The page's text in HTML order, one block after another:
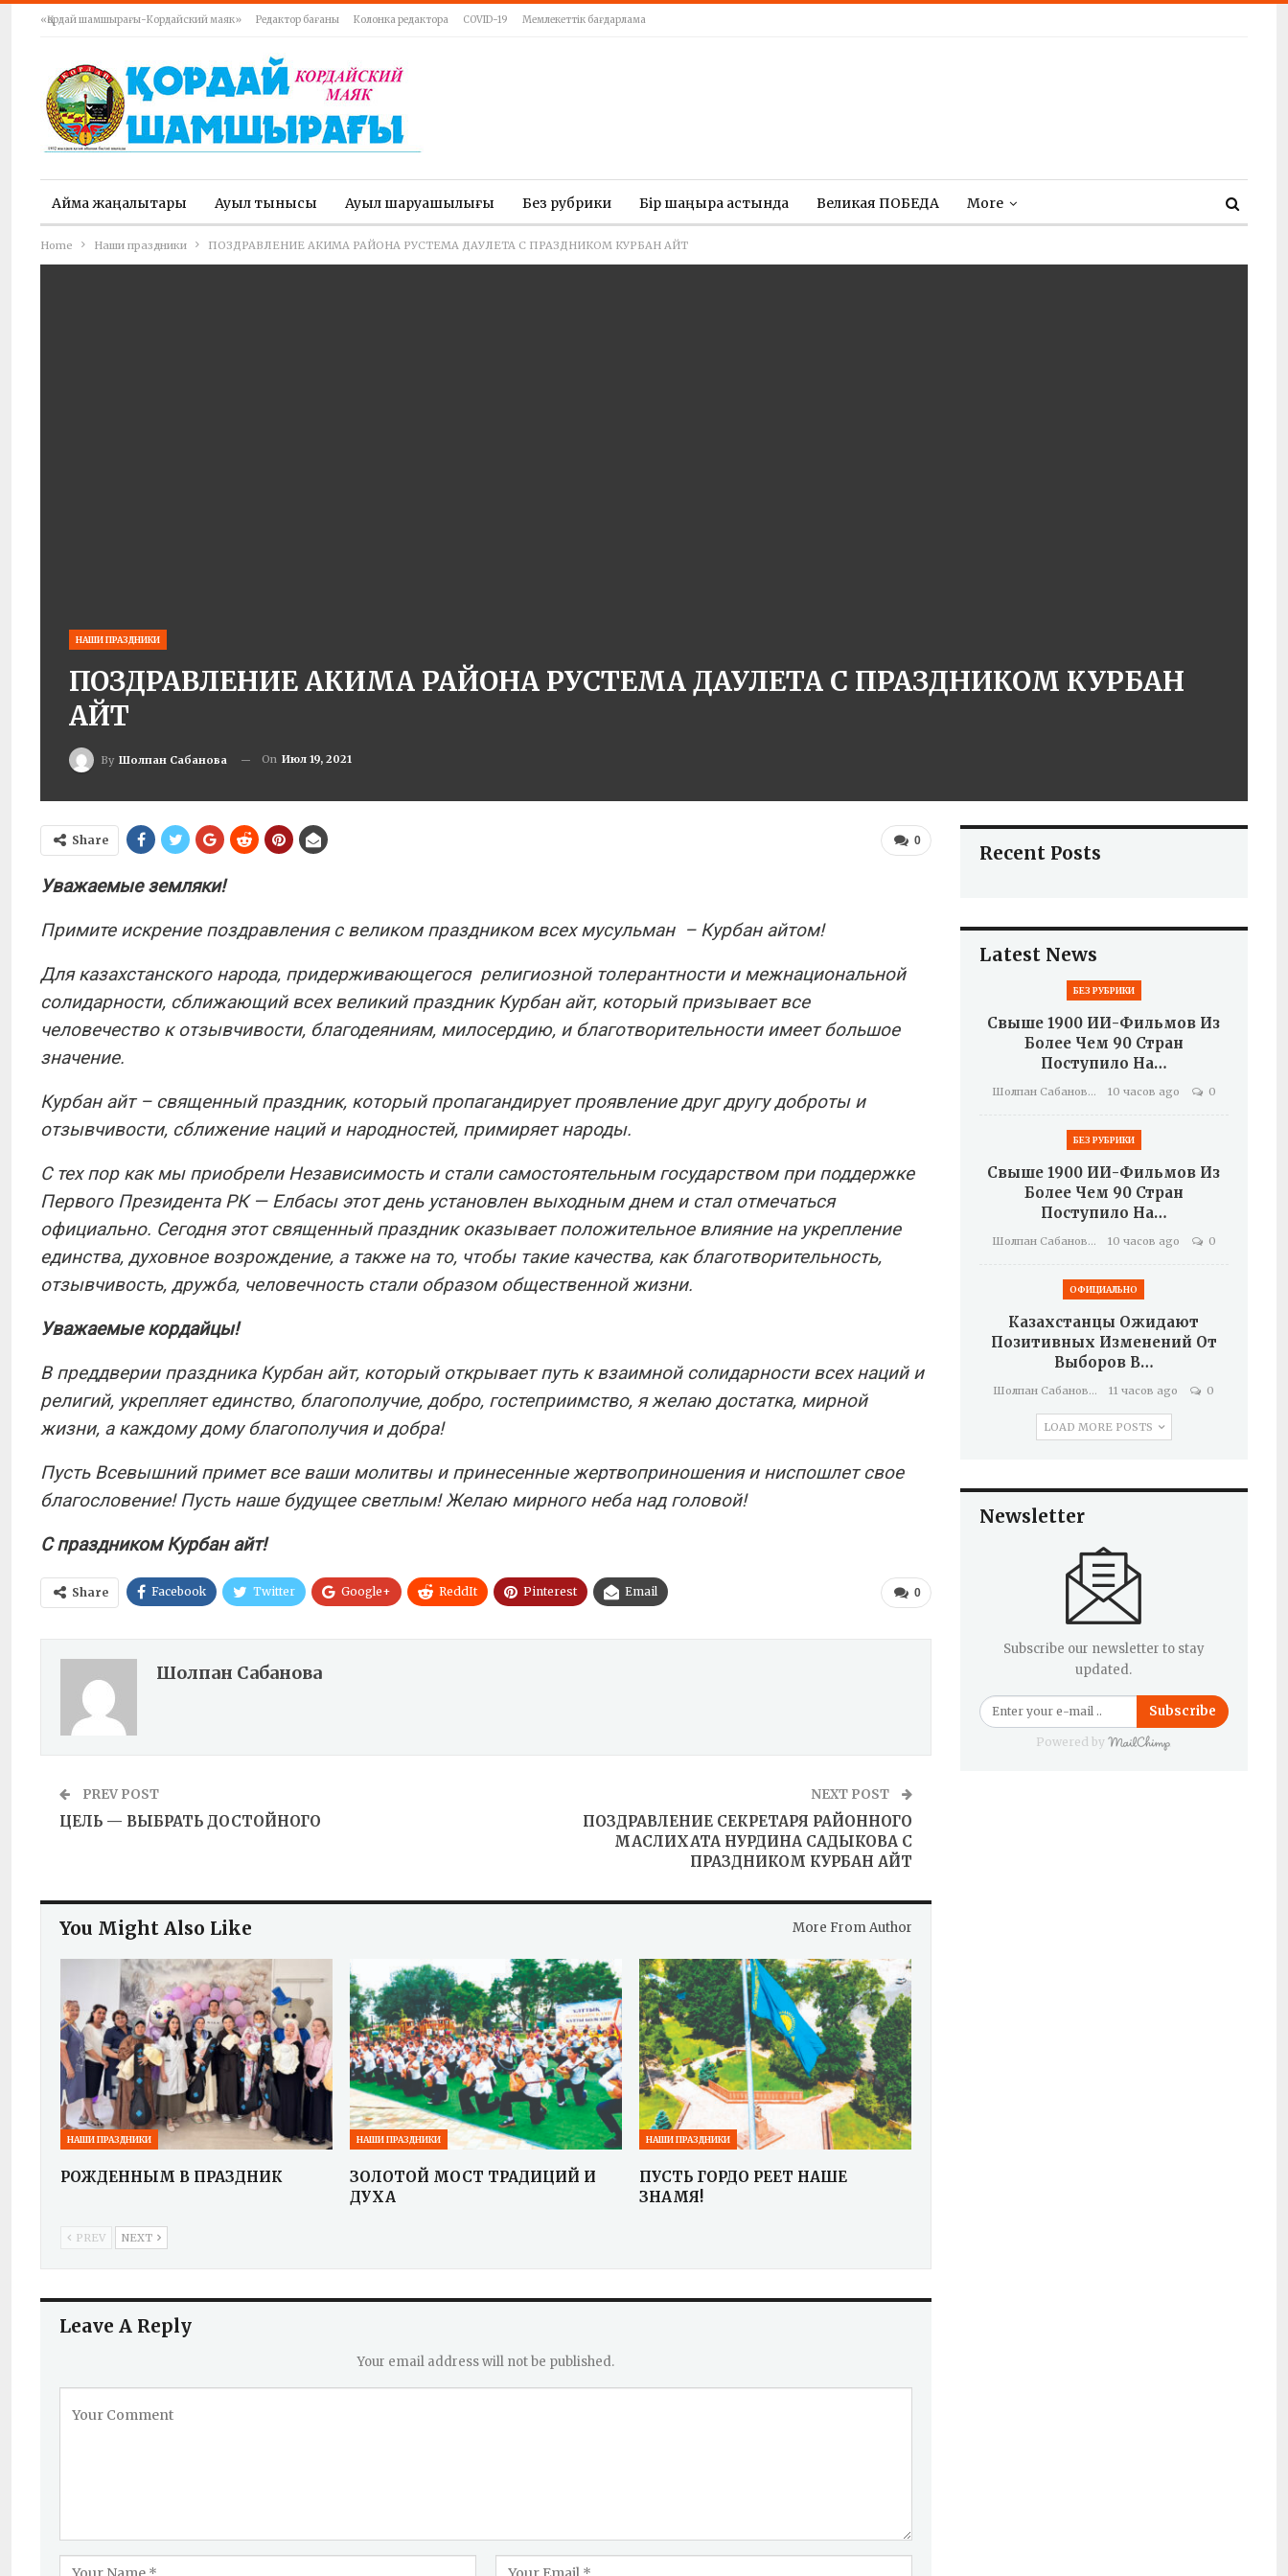
«Қордай шамшырағы-Кордайский маяк» Редактор бағаны Колонка редактора COVID-19 Мемлекеттік бағдарлама
Аймақ жаңалықтары Ауыл тынысы Ауыл шаруашылығы Без рубрики Бір шаңырақ астында Великая ПОБЕДА More
Home Наши праздники ПОЗДРАВЛЕНИЕ АКИМА РАЙОНА РУСТЕМА ДАУЛЕТА С ПРАЗДНИКОМ КУРБАН АЙТ
НАШИ ПРАЗДНИКИ
ПОЗДРАВЛЕНИЕ АКИМА РАЙОНА РУСТЕМА ДАУЛЕТА С ПРАЗДНИКОМ КУРБАН
АЙТ
By Шолпан Сабанова On Июл 19, 2021
0
Share
Уважаемые земляки!
Примите искрение поздравления с великом праздником всех мусульман – Курбан айтом!
Для казахстанского народа, придерживающегося религиозной толерантности и межнациональной
солидарности, сближающий всех великий праздник Курбан айт, который призывает все
человечество к отзывчивости, благодеяниям, милосердию, и благотворительности имеет большое
значение.
Курбан айт – священный праздник, который пропагандирует проявление друг другу доброты и
отзывчивости, сближение наций и народностей, примиряет народы.
С тех пор как мы приобрели Независимость и стали самостоятельным государством при поддержке
Первого Президента РК — Елбасы этот день установлен выходным днем и стал отмечаться
официально. Сегодня этот священный праздник оказывает положительное влияние на укрепление
единства, духовное возрождение, а также на то, чтобы такие качества, как благотворительность,
отзывчивость, дружба, человечность стали образом общественной жизни.
Уважаемые кордайцы!
В преддверии праздника Курбан айт, который открывает путь к взаимной солидарности всех наций и
религий, укрепляет единство, благополучие, добро, гостеприимство, я желаю достатка, мирной
жизни, а каждому дому благополучия и добра!
Пусть Всевышний примет все ваши молитвы и принесенные жертвоприношения и ниспошлет свое
благословение! Пусть наше будущее светлым! Желаю мирного неба над головой!
С праздником Курбан айт!
0
Share Facebook Twitter Google+ ReddIt Pinterest Email
Шолпан Сабанова
PREV POST
ЦЕЛЬ — ВЫБРАТЬ ДОСТОЙНОГО
NEXT POST
ПОЗДРАВЛЕНИЕ СЕКРЕТАРЯ РАЙОННОГО
МАСЛИХАТА НУРДИНА САДЫКОВА С
ПРАЗДНИКОМ КУРБАН АЙТ
You Might Also Like More From Author
НАШИ ПРАЗДНИКИ
РОЖДЕННЫМ В ПРАЗДНИК
НАШИ ПРАЗДНИКИ
ЗОЛОТОЙ МОСТ ТРАДИЦИЙ И
ДУХА
НАШИ ПРАЗДНИКИ
ПУСТЬ ГОРДО РЕЕТ НАШЕ
ЗНАМЯ!
PREV NEXT
Leave A Reply
Your email address will not be published.
Recent Posts
Latest News
БЕЗ РУБРИКИ
Свыше 1900 ИИ-Фильмов Из
Более Чем 90 Стран
Поступило На…
Шолпан Сабанова 10 часов ago 0
БЕЗ РУБРИКИ
Свыше 1900 ИИ-Фильмов Из
Более Чем 90 Стран
Поступило На…
Шолпан Сабанова 10 часов ago 0
ОФИЦИАЛЬНО
Казахстанцы Ожидают
Позитивных Изменений От
Выборов В…
Шолпан Сабанова 11 часов ago 0
LOAD MORE POSTS
Newsletter
Subscribe our newsletter to stay
updated.
Subscribe
Powered by